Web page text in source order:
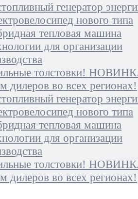
генератор
нового типа
тепловая машина
для организации
толстовки!
дилеров во всех регионах!
генератор
нового типа
тепловая машина
для организации
толстовки!
дилеров во всех регионах!